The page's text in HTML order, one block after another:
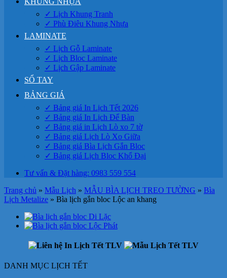
✓ Lịch Khung Tranh
✓ Phù Điêu Khung Nhựa
LAMINATE
✓ Lịch Gỗ Laminate
✓ Lịch Bloc Laminate
✓ Lịch Gập Laminate
SỔ TAY
BẢNG GIÁ
✓ Bảng giá In Lịch Tết 2026
✓ Bảng giá In Lịch Để Bàn
✓ Bảng giá in Lịch Lò xo 7 tờ
✓ Bảng giá Lịch Lò Xo Giữa
✓ Bảng giá Bìa Lịch Gắn Bloc
✓ Bảng giá Lịch Bloc Khổ Đại
Tư vấn & Đặt hàng: 0983 559 554
Trang chủ » Mẫu Lịch » MẪU BÌA LỊCH TREO TƯỜNG » Bìa
Lịch Metalize » Bìa lịch gắn bloc Lộc an khang
DANH MỤC LỊCH TẾT